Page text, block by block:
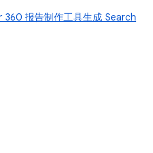
360 报告制作工具生成 Search